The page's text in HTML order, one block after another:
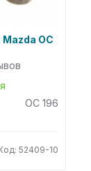
OC
OC 196
52409-10